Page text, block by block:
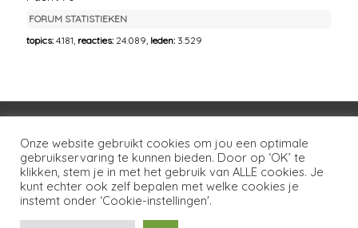
FORUM STATISTIEKEN
topics:4.181, reacties: 24.089, leden: 3.529
Voorwaarden Huisregels
Privacybeleid
Disclaimer
Over LSG Ons netwerk Contact
Copyright © 2026 Lotgenoten Seksueel Geweld
Onze website gebruikt cookies om jou een optimale
gebruikservaring te kunnen bieden. Door op ‘OK’ te
klikken, stem je in met het gebruik van ALLE cookies. Je
kunt echter ook zelf bepalen met welke cookies je
instemt onder ‘Cookie-instellingen'.